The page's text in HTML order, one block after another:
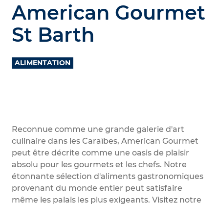
American Gourmet
St Barth
ALIMENTATION
Reconnue comme une grande galerie d'art
culinaire dans les Caraïbes, American Gourmet
peut être décrite comme une oasis de plaisir
absolu pour les gourmets et les chefs. Notre
étonnante sélection d'aliments gastronomiques
provenant du monde entier peut satisfaire
même les palais les plus exigeants. Visitez notre